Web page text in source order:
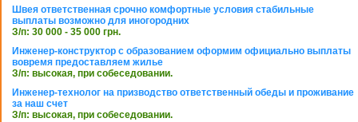
Швея ответственная срочно комфортные условия стабильные
выплаты возможно для иногородних
З/п: 30 000 - 35 000 грн.
Инженер-конструктор с образованием оформим официально выплаты
вовремя предоставляем жилье
З/п: высокая, при собеседовании.
Инженер-технолог на призводство ответственный обеды и проживание
за наш счет
З/п: высокая, при собеседовании.